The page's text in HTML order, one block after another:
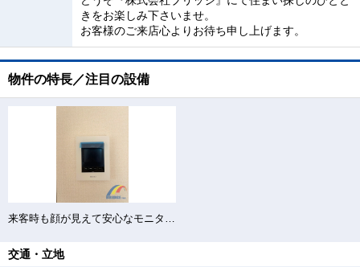
きをお楽しみ下さいませ。
お客様のご来店心よりお待ち申し上げます。
物件の特長／注目の設備
来客時も顔が見えて安心なモニター付きインターホン
交通・立地